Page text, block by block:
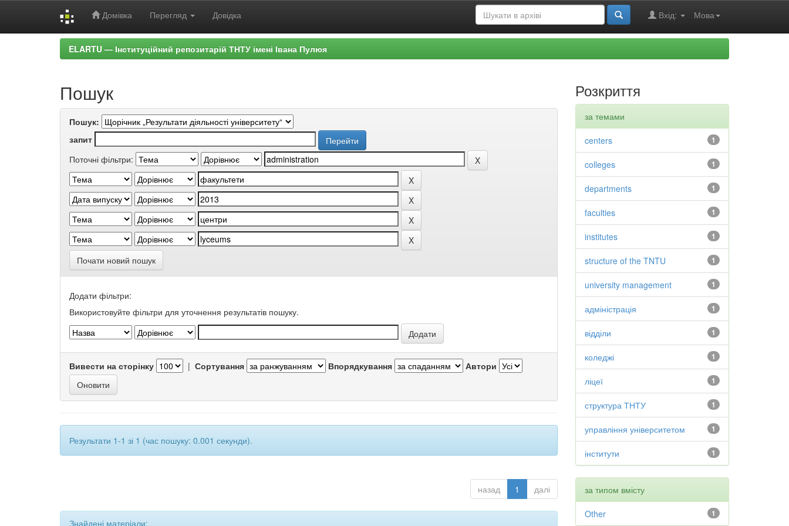
Домівка Перегляд Довідка Мова
Вхід:
ELARTU — Інституційний репозитарій ТНТУ імені Івана Пулюя
Пошук
Пошук:
запит
Поточні фільтри:
Почати новий пошук
Додати фільтри:
Використовуйте фільтри для уточнення результатів пошуку.
Вивести на сторінку | Сортування Впорядкування Автори
Результати 1-1 зі 1 (час пошуку: 0.001 секунди).
назад 1 далі
Знайдені матеріали:
Розкриття
за темами
1
centers
1
colleges
1
departments
1
faculties
1
institutes
1
structure of the TNTU
1
university management
1
адміністрація
1
відділи
1
коледжі
1
ліцеї
1
структура ТНТУ
1
управління університетом
1
інститути
за типом вмісту
1
Other